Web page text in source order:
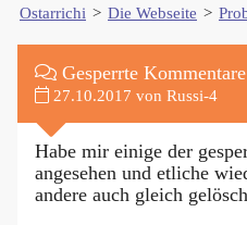
Forum
Blog
Ostarrichi > Die Webseite >
Gesperrte
27.10.2017 von Russi-4
Habe mir einige der
angesehen und etliche
andere auch gleich